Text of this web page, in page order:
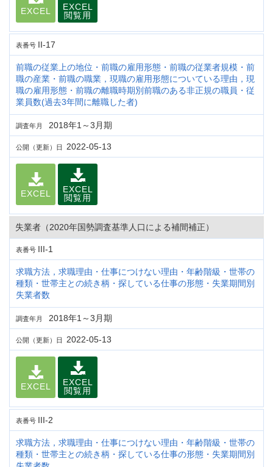
EXCEL
EXCEL
閲覧用
表番号 II-17
前職の従業上の地位・前職の雇用形態・前職の従業者規模・前
職の産業・前職の職業，現職の雇用形態についている理由，現
職の雇用形態・前職の離職時期別前職のある非正規の職員・従
業員数(過去3年間に離職した者)
調査年月 2018年1～3月期
公開（更新）日 2022-05-13
EXCEL
EXCEL
閲覧用
失業者（2020年国勢調査基準人口による補間補正）
表番号 III-1
求職方法，求職理由・仕事につけない理由・年齢階級・世帯の
種類・世帯主との続き柄・探している仕事の形態・失業期間別
失業者数
調査年月 2018年1～3月期
公開（更新）日 2022-05-13
EXCEL
EXCEL
閲覧用
表番号 III-2
求職方法，求職理由・仕事につけない理由・年齢階級・世帯の
種類・世帯主との続き柄・探している仕事の形態・失業期間別